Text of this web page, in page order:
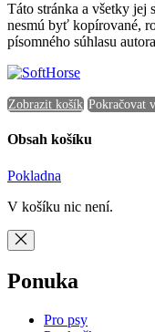
Táto stránka a všetky jej
nesmú byť kopírované,
písomného súhlasu
Zobrazit košík Pokračovat
Obsah košíku
Pokladna
V košíku nic není.
Ponuka
Pro psy